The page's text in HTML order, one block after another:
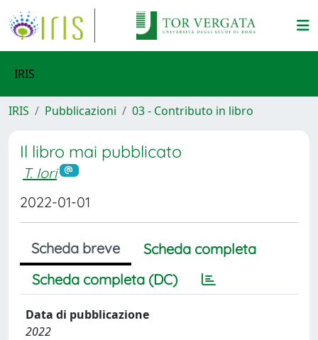
IRIS
IRIS Pubblicazioni 03 - Contributo in libro
Il libro mai pubblicato
T. Iori
2022-01-01
Scheda breve
Scheda completa
Scheda completa (DC)
Data di pubblicazione
2022